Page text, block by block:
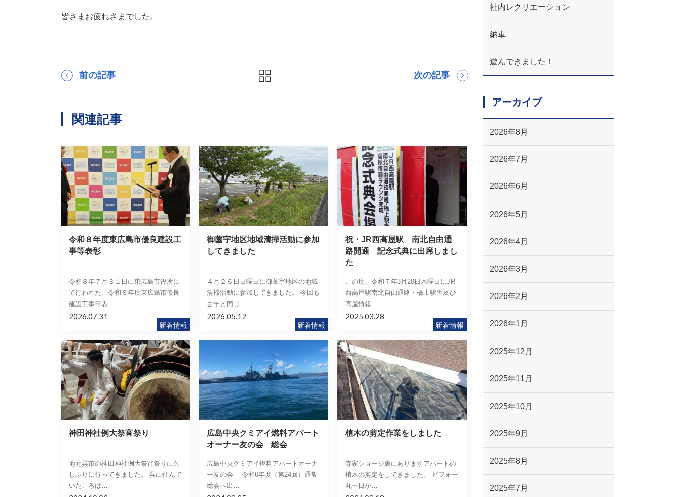
皆さまお疲れさまでした。
前の記事 次の記事
関連記事
令和８年度東広島市優良建設工
事等表彰
令和８年７月３１日に東広島市役所に
て行われた、令和８年度東広島市優良
建設工事等表…
新着情報
2026.07.31
御薗宇地区地域清掃活動に参加
してきました
４月２６日日曜日に御薗宇地区の地域
清掃活動に参加してきました。 今回も
去年と同じ…
新着情報
2026.05.12
祝・JR西高屋駅 南北自由通
路開通 記念式典に出席しまし
た
この度、令和７年3月20日木曜日にJR
西高屋駅南北自由通路・橋上駅舎及び
高屋情報…
新着情報
2025.03.28
神田神社例大祭宵祭り
地元呉市の神田神社例大祭宵祭りに久
しぶりに行ってきました。 呉に住んで
いたころは…
広島中央クミアイ燃料アパート
オーナー友の会 総会
広島中央クミアイ燃料アパートオーナ
ー友の会 令和6年度（第24回）通常
総会へ出…
植木の剪定作業をしました
寺家ショージ裏にありますアパートの
植木の剪定をしてきました。 ビフォー
丸一日か…
社内レクリエーション
納車
遊んできました！
アーカイブ
2026年8月
2026年7月
2026年6月
2026年5月
2026年4月
2026年3月
2026年2月
2026年1月
2025年12月
2025年11月
2025年10月
2025年9月
2025年8月
2025年7月